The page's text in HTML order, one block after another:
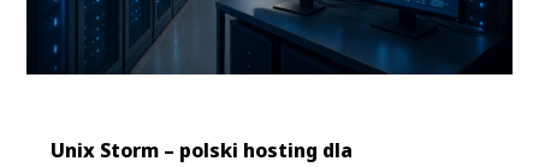
Unix Storm – polski hosting dla